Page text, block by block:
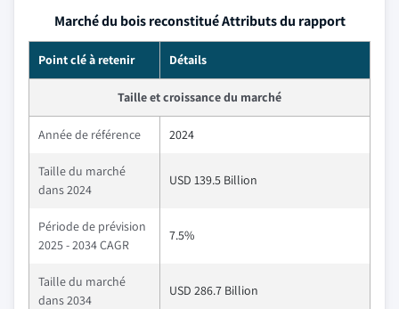
Marché du bois reconstitué Attributs du rapport
Point clé à retenir Détails
Taille et croissance du marché
Année de référence 2024
Taille du marché
dans 2024
USD 139.5 Billion
Période de prévision
2025 - 2034 CAGR
7.5%
Taille du marché
dans 2034
USD 286.7 Billion